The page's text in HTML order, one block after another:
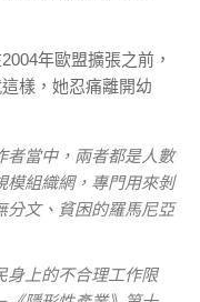
年歐盟擴張之前，
樣，她忍痛離開幼
者當中，兩者都是人數
模組織網，專門用來剝
分文、貧困的羅馬尼亞
身上的不合理工作限